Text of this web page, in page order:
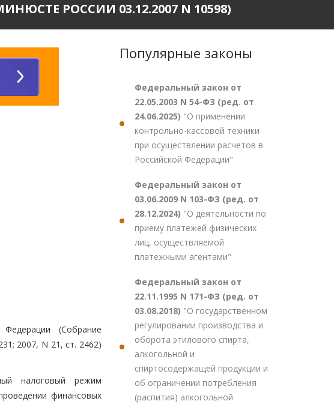
РОССИИ 03.12.2007 N 10598)
(Собрание
2007, N 21, ст. 2462)
налоговый режим
финансовых
Популярные законы
Федеральный закон от
22.05.2003 N 54-ФЗ (ред. от
24.06.2025) "О применении
контрольно-кассовой техники
при осуществлении расчетов в
Российской Федерации"
Федеральный закон от
03.06.2009 N 103-ФЗ (ред. от
28.12.2024) "О деятельности по
приему платежей физических
лиц, осуществляемой
платежными агентами"
Федеральный закон от
22.11.1995 N 171-ФЗ (ред. от
03.08.2018) "О государственном
регулировании производства и
оборота этилового спирта,
алкогольной и
спиртосодержащей продукции и
об ограничении потребления
(распития) алкогольной